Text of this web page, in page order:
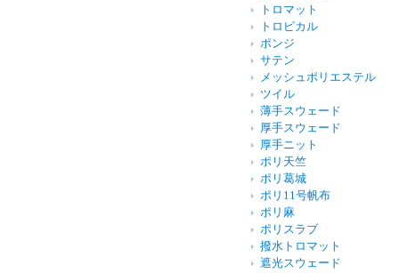
トロマット
トロピカル
ポンジ
サテン
メッシュポリエステル
ツイル
薄手スウェード
厚手スウェード
厚手ニット
ポリ天竺
ポリ葛城
ポリ11号帆布
ポリ麻
ポリスラブ
撥水トロマット
遮光スウェード